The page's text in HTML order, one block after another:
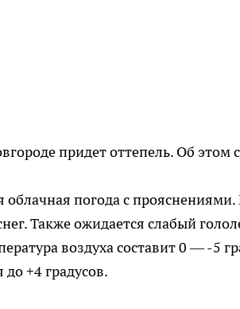
придет оттепель. Об этом
облачная погода с
Также ожидается слабый
воздуха составит 0 — -5
+4 градусов.